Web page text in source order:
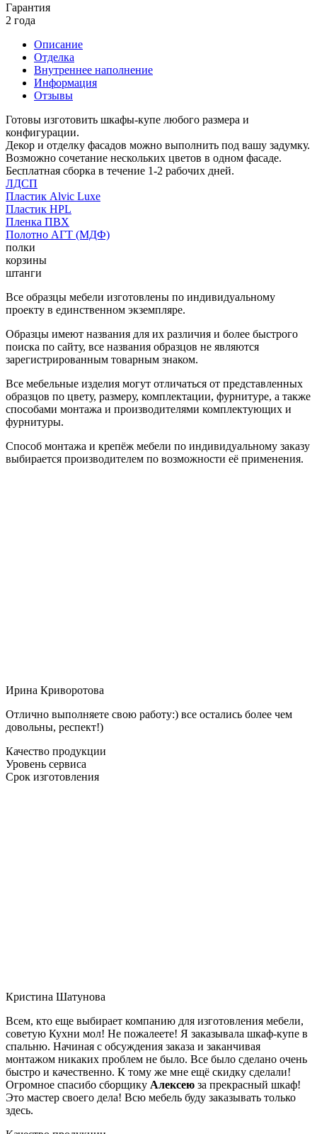
Гарантия
2 года
Описание
Отделка
Внутреннее наполнение
Информация
Отзывы
Готовы изготовить шкафы-купе любого размера и
конфигурации.
Декор и отделку фасадов можно выполнить под вашу задумку.
Возможно сочетание нескольких цветов в одном фасаде.
Бесплатная сборка в течение 1-2 рабочих дней.
ЛДСП
Пластик Alvic Luxe
Пластик HPL
Пленка ПВХ
Полотно АГТ (МДФ)
полки
корзины
штанги
Все образцы мебели изготовлены по индивидуальному
проекту в единственном экземпляре.
Образцы имеют названия для их различия и более быстрого
поиска по сайту, все названия образцов не являются
зарегистрированным товарным знаком.
Все мебельные изделия могут отличаться от представленных
образцов по цвету, размеру, комплектации, фурнитуре, а также
способами монтажа и производителями комплектующих и
фурнитуры.
Способ монтажа и крепёж мебели по индивидуальному заказу
выбирается производителем по возможности её применения.
Ирина Криворотова
Отлично выполняете свою работу:) все остались более чем
довольны, респект!)
Качество продукции
Уровень сервиса
Срок изготовления
Кристина Шатунова
Всем, кто еще выбирает компанию для изготовления мебели,
советую Кухни мол! Не пожалеете! Я заказывала шкаф-купе в
спальню. Начиная с обсуждения заказа и заканчивая
монтажом никаких проблем не было. Все было сделано очень
быстро и качественно. К тому же мне ещё скидку сделали!
Огромное спасибо сборщику Алексею за прекрасный шкаф!
Это мастер своего дела! Всю мебель буду заказывать только
здесь.